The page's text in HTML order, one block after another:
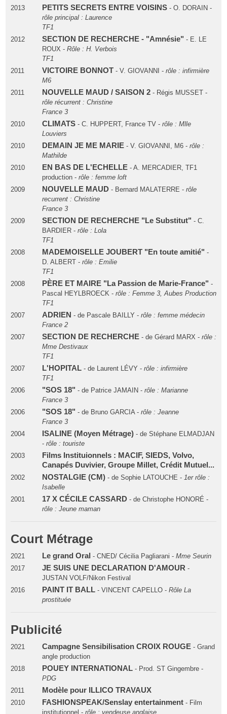
2013
PETITS SECRETS ENTRE VOISINS- O. DORAIN -
rôle principal : Laurence
TF1
2012
SECTION DE RECHERCHE - "Amnésie" - E. LE
ROUX - Rôle : H. Verbois
TF1
2011
VICTOIRE BONNOT- V. GIOVANNI - rôle : infirmière
M6
2011
NOUVELLE MAUD / SAISON 2- Régis MUSSET -
rôle récurrent : Christine
France 3
2010
CLIMATS- C. HUPPERT, France TV - rôle : Mlle
Louviers
2010
DEMAIN JE ME MARIE- V. GIOVANNI, M6 - rôle :
Mathilde
2010
EN BAS DE L'ECHELLE- A. MERCADIER, TF1
production - rôle : femme loft
2009
NOUVELLE MAUD- Bernard MALATERRE - rôle
recurrent : Christine
France 3
2009
SECTION DE RECHERCHE "Le Substitut" - C.
BARDIER - rôle : Lola
TF1
2008
MADEMOISELLE JOUBERT "En toute amitié" -
D. ALBERT - rôle : Emilie
TF1
2008
PÈRE ET MAIRE "La Passion de Marie-France" -
Pascal HEYLBROECK - rôle : Femme 3, Aubes Production
TF1
2007
ADRIEN - de Pascale BAILLY - rôle : femme médecin
France 2
2007
SECTION DE RECHERCHE- de Gérard MARX - rôle :
Mme Destivaux
TF1
2007
L'HOPITAL- de Laurent LÉVY - rôle : infirmière
TF1
2006
"SOS 18" - de Patrice JAMAIN - rôle : Marianne
France 3
2006
"SOS 18" - de Bruno GARCIA - rôle : Jeanne
France 3
2004
ISALINE (Moyen Métrage)- de Stéphane ELMADJAN
- rôle : touriste
2003
Films Instituionnels : MACIF, SIEDS, Volvo,
Canapés Duvivier, Groupe Millet, Crédit Mutuel...
2002 NOSTALGIE (CM)- de Sophie LATOUCHE - 1er rôle :
Isabelle
2001
17 X CÉCILE CASSARD- de Christophe HONORÉ -
rôle : Jeune maman
Court Métrage
2021 Le grand Oral - CNED/ Cécilia Pagliarani - Mme Seurin
2017
JE SUIS UNE DECLARATION D'AMOUR -
JUSTAN VOLF/Nikon Festival
2016
PAINT IT BALL- VINCENT CAPELLO - Rôle La
prostituée
Publicité
2021 Campagne Sensibilisation CROIX ROUGE- Grand
angle production
2018
POUEY INTERNATIONAL- Prod. ST Gingembre -
PDG
2011
Modèle pour ILLICO TRAVAUX
2010 FASHIONSPEAK/Senslay entertainment- Film
institutionnel - rôle : vendeuse anglaise